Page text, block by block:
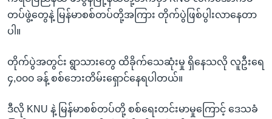
တပ်ဖွဲ့တွေနဲ့ မြန်မာစစ်တပ်တို့အကြား တိုက်ပွဲဖြစ်ပွါးလာနေတာ
ပါ။
တိုက်ပွဲအတွင်း ရွာသားတွေ ထိခိုက်သေဆုံးမှု ရှိနေသလို လူဦးရေ
၄,၀၀၀ ခန့် စစ်ဘေးတိမ်းရှောင်နေရပါတယ်။
ဒီလို KNU နဲ့ မြန်မာစစ်တပ်တို့ စစ်ရေးတင်းမာမှုကြောင့် ဒေသခံ